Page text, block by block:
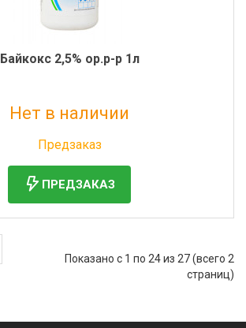
Байкокс 2,5% ор.р-р 1л
Нет в наличии
Предзаказ
ПРЕДЗАКАЗ
Показано с 1 по 24 из 27 (всего 2
страниц)